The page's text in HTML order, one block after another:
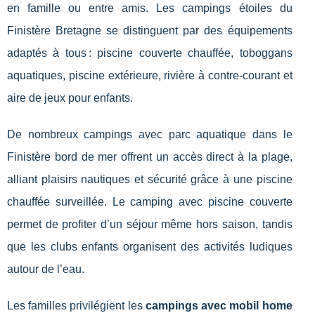
en famille ou entre amis. Les campings étoiles du
Finistère Bretagne se distinguent par des équipements
adaptés à tous : piscine couverte chauffée, toboggans
aquatiques, piscine extérieure, rivière à contre-courant et
aire de jeux pour enfants.
De nombreux campings avec parc aquatique dans le
Finistère bord de mer offrent un accès direct à la plage,
alliant plaisirs nautiques et sécurité grâce à une piscine
chauffée surveillée. Le camping avec piscine couverte
permet de profiter d’un séjour même hors saison, tandis
que les clubs enfants organisent des activités ludiques
autour de l’eau.
Les familles privilégient les campings avec mobil home